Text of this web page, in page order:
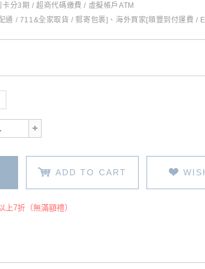
分3期 / 超商代碼繳費 / 虛擬帳戶ATM
通 / 711&全家取貨 / 郵寄包裹]、海外買家[順豐到付運費 /
ADD TO CART
上7折（無滿額禮）